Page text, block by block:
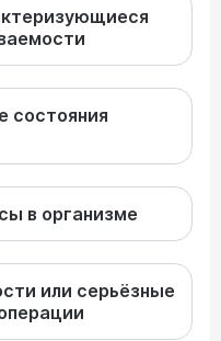
состояния
в организме
или серьёзные